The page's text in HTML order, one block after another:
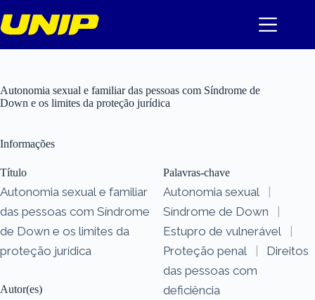
para
o
Autonomia sexual e familiar das pessoas com Síndrome de
Down e os limites da proteção jurídica
Informações
Título
Autonomia sexual e familiar
das pessoas com Síndrome
de Down e os limites da
proteção jurídica
Autor(es)
Palavras-chave
Autonomia sexual
|
Síndrome de Down
|
Estupro de vulnerável
|
Proteção penal
|
Direitos
das pessoas com
deficiência